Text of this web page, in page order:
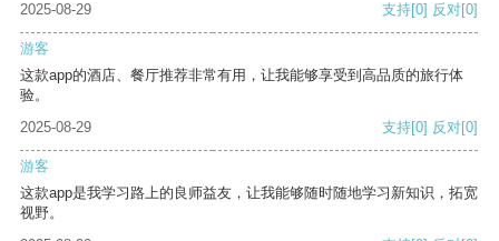
2025-08-29 支持[0] 反对[0]
游客
这款app的酒店、餐厅推荐非常有用，让我能够享受到高品质的旅行体
验。
2025-08-29
支持[0] 反对[0]
游客
这款app是我学习路上的良师益友，让我能够随时随地学习新知识，拓宽
视野。